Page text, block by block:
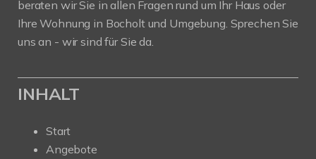
beraten wir Sie in allen Fragen rund um Ihr Haus oder
Ihre Wohnung in Bocholt und Umgebung. Sprechen Sie
uns an - wir sind für Sie da.
INHALT
Start
Angebote